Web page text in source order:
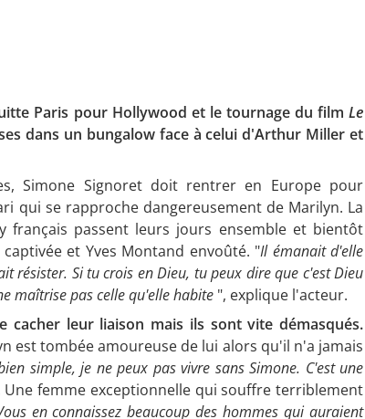
Paris pour Hollywood et le tournage du film Le
dans un bungalow face à celui d'Arthur Miller et
Simone Signoret doit rentrer en Europe pour
qui se rapproche dangereusement de Marilyn. La
français passent leurs jours ensemble et bientôt
et Yves Montand envoûté. "Il émanait d'elle
résister. Si tu crois en Dieu, tu peux dire que c'est Dieu
maîtrise pas celle qu'elle habite ", explique l'acteur.
cacher leur liaison mais ils sont vite démasqués.
est tombée amoureuse de lui alors qu'il n'a jamais
simple, je ne peux pas vivre sans Simone. C'est une
Une femme exceptionnelle qui souffre terriblement
en connaissez beaucoup des hommes qui auraient